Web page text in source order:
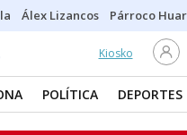
Álex Lizancos Párroco
Kiosko
POLÍTICA DEPORTES